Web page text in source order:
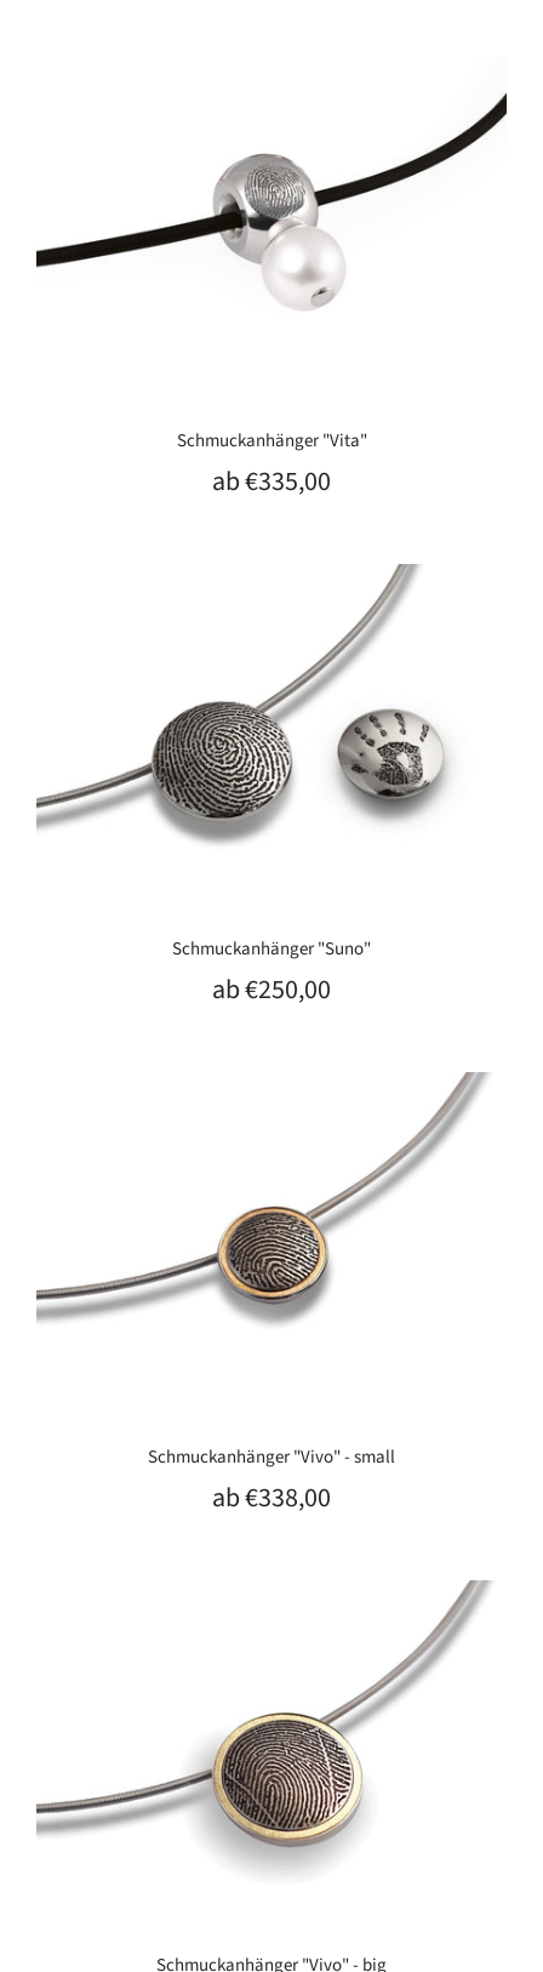
Schmuckanhänger "Vita"
ab€335,00
Schmuckanhänger "Suno"
ab€250,00
Schmuckanhänger "Vivo" - small
ab€338,00
Schmuckanhänger "Vivo" - big